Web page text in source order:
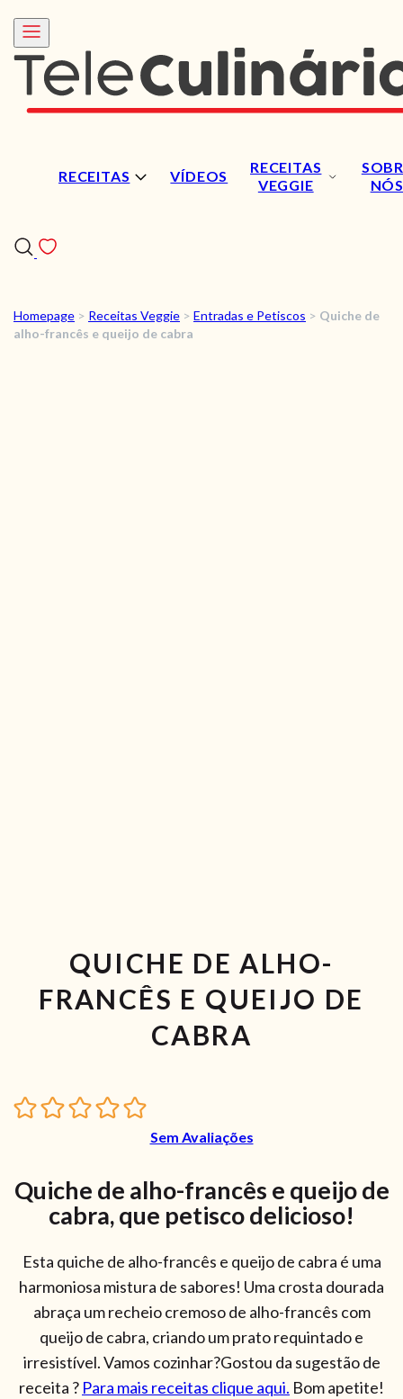
RECEITAS VÍDEOS
RECEITAS
VEGGIE
NÓS
RECEITAS
Homepage > Receitas Veggie > Entradas e Petiscos > Quiche de
alho-francês e queijo de cabra
QUICHE DE ALHO-
FRANCÊS E QUEIJO DE
CABRA
Sem Avaliações
Quiche de alho-francês e queijo de
cabra, que petisco delicioso!
Esta quiche de alho-francês e queijo de cabra é uma
harmoniosa mistura de sabores! Uma crosta dourada
abraça um recheio cremoso de alho-francês com
queijo de cabra, criando um prato requintado e
irresistível. Vamos cozinhar?Gostou da sugestão de
receita ? Para mais receitas clique aqui. Bom apetite!